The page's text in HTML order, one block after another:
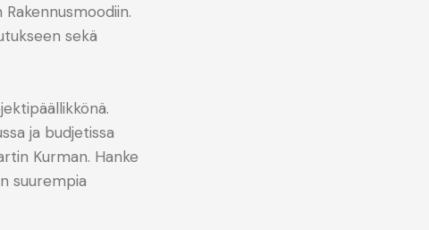
sekä
ja budjetissa
Kurman. Hanke
suurempia